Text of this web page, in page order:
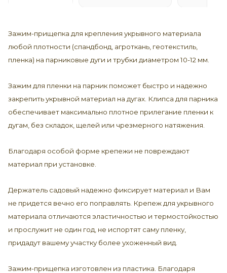
Зажим-прищепка для крепления укрывного материала
любой плотности (спандбонд, агроткань, геотекстиль,
пленка) на парниковые дуги и трубки диаметром 10-12 мм.
Зажим для пленки на парник поможет быстро и надежно
закрепить укрывной материал на дугах. Клипса для парника
обеспечивает максимально плотное прилегание пленки к
дугам, без складок, щелей или чрезмерного натяжения.
Благодаря особой форме крепежи не повреждают
материал при установке.
Держатель садовый надежно фиксирует материал и Вам
не придется вечно его поправлять. Крепеж для укрывного
материала отличаются эластичностью и термостойкостью
и прослужит не один год, не испортят саму пленку,
придадут вашему участку более ухоженный вид.
Зажим-прищепка изготовлен из пластика. Благодаря